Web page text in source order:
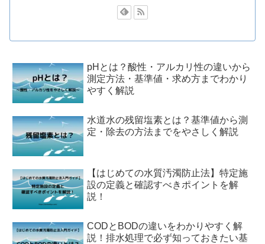
pHとは？酸性・アルカリ性の違いから
測定方法・基準値・求め方までわかり
やすく解説
水道水の残留塩素とは？基準値から測
定・除去の方法までをやさしく解説
【はじめての水質汚濁防止法】特定施
設の定義と確認すべきポイントを解
説！
CODとBODの違いをわかりやすく解
説！排水処理で必ず知っておきたい基